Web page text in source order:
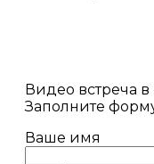
Видео встреча в
Заполните
Ваше имя